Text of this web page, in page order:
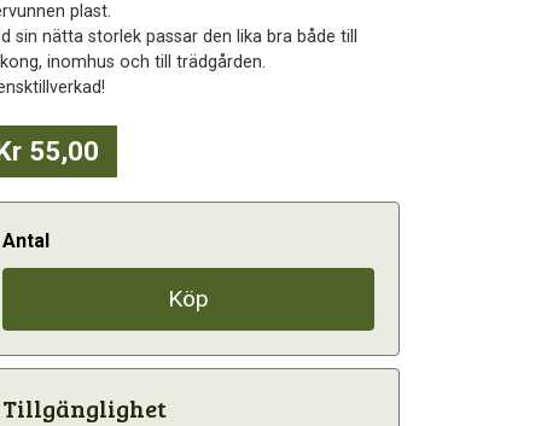
plast.
sin nätta storlek passar den lika bra både till
inomhus och till trädgården.
55,00
Antal
Köp
Tillgänglighet